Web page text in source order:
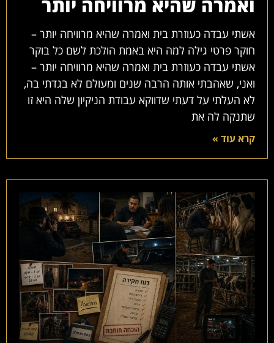
ואמרה שהיא מרוויחה יותר
אשתי עבדה כעוזרת בית ואמרה שהיא מרוויחה יותר –
חוקר פרטי גילה למה היא באמת הולכת לשם כל בוקר
אשתי עבדה כעוזרת בית ואמרה שהיא מרוויחה יותר –
ואני, שאהבתי אותה הרבה שנים ומעולם לא בגדתי בה,
לא העלתי על דעתי שדווקא עבודת הניקיון שלה היא זו
שתנקה לה את
קרא עוד »